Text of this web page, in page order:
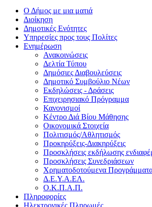
Ο Δήμος με μια ματιά
Διοίκηση
Δημοτικές Ενότητες
Υπηρεσίες προς τους Πολίτες
Ενημέρωση
Ανακοινώσεις
Δελτία Τύπου
Δημόσιες Διαβουλεύσεις
Δημοτικό Συμβούλιο Νέων
Εκδηλώσεις - Δράσεις
Επιχειρησιακό Πρόγραμμα
Κανονισμοί
Κέντρο Διά Βίου Μάθησης
Οικονομικά Στοιχεία
Πολιτισμός/Αθλητισμός
Προκηρύξεις-Διακηρύξεις
Προσκλήσεις εκδήλωσης
Προσκλήσεις Συνεδριάσεων
Χρηματοδοτούμενα
Δ.Ε.Υ.Α.ΕΛ.
Ο.Κ.Π.Α.Π.
Πληροφορίες
Ηλεκτρονικές Πληρωμές